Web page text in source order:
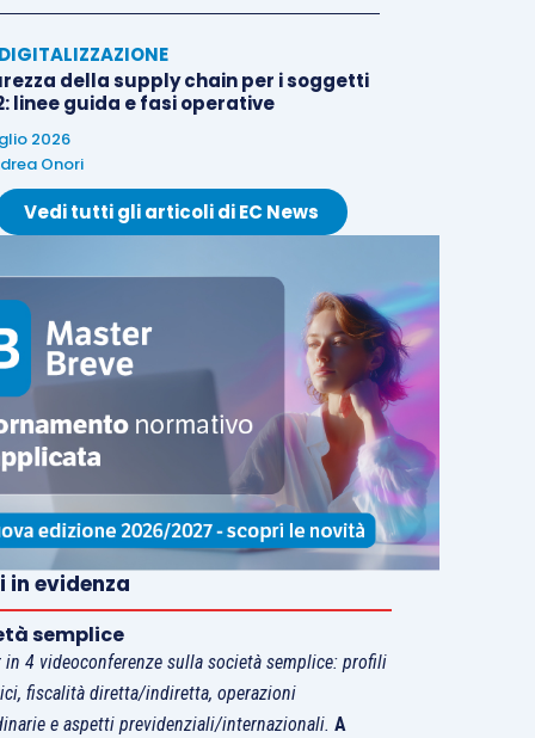
della supply chain per i soggetti
linee guida e fasi operative
2026
Onori
Vedi tutti gli articoli di EC News
in evidenza
semplice
in 4 videoconferenze sulla società semplice: profili
fiscalità diretta/indiretta, operazioni
e aspetti previdenziali/internazionali.A